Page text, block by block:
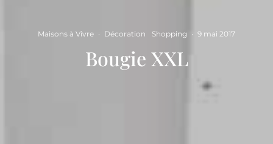
Maisons à Vivre · Décoration Shopping · 9 mai 2017
Bougie XXL